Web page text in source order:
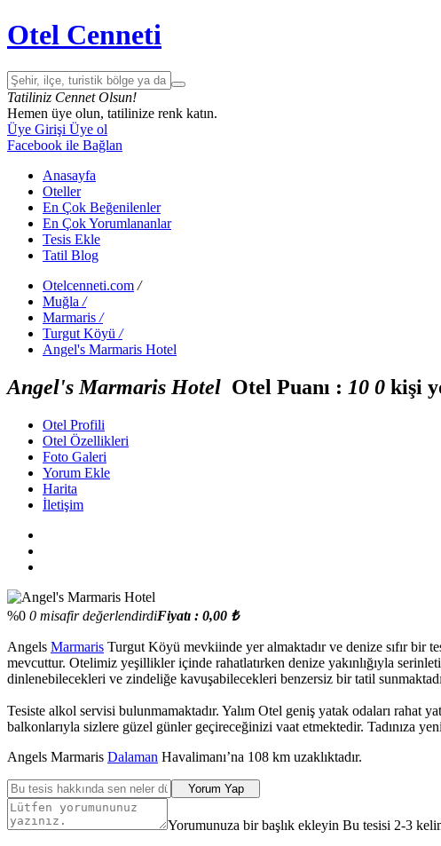
Otel Cenneti
Tatiliniz Cennet Olsun!
Hemen üye olun, tatilinize renk katın.
Üye Girişi Üye ol
Facebook ile Bağlan
Anasayfa
Oteller
En Çok Beğenilenler
En Çok Yorumlananlar
Tesis Ekle
Tatil Blog
Otelcenneti.com /
Muğla /
Marmaris /
Turgut Köyü /
Angel's Marmaris Hotel
Angel's Marmaris Hotel Otel Puanı : 10 0 kişi
Otel Profili
Otel Özellikleri
Foto Galeri
Yorum Ekle
Harita
İletişim
%0 0 misafir değerlendirdiFiyatı : 0,00 ₺
Angels Marmaris Turgut Köyü mevkiinde yer almaktadır ve denize sıfır bir
mevcuttur. Otelimiz yeşillikler içinde rahatlatırken denize yakınlığıyla
dinlenebilecekleri ve zindeliğe kavuşabilecekleri benzersiz bir tatil
Tesiste alkol servisi bulunmamaktadır. Yalım Otel geniş yatak odaları rahat
balkonlarıyla sizlere güzel günler geçireceğinizi vaat etmektedir. Tadınıza
Angels Marmaris Dalaman Havalimanı’na 108 km uzaklıktadır.
Yorum Yap
Yorumunuza bir başlık ekleyin Bu tesisi 2-3